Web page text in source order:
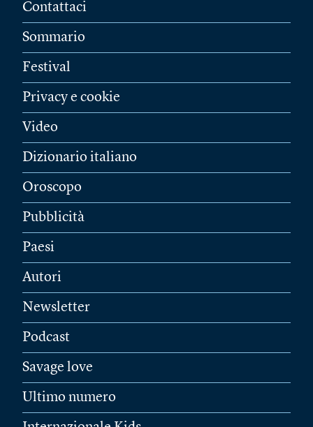
Contattaci
Sommario
Festival
Privacy e cookie
Video
Dizionario italiano
Oroscopo
Pubblicità
Paesi
Autori
Newsletter
Podcast
Savage love
Ultimo numero